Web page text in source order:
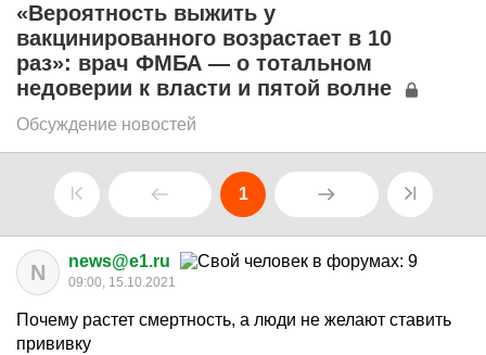
«Вероятность выжить у
вакцинированного возрастает в 10
раз»: врач ФМБА — о тотальном
недоверии к власти и пятой волне
Обсуждение новостей
1
N news@e1.ru
09:00, 15.10.2021
Почему растет смертность, а люди не желают ставить
прививку